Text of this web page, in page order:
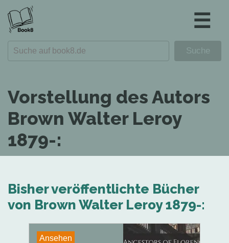
☰
Vorstellung des Autors
Brown Walter Leroy
1879-:
Bisher veröffentlichte Bücher
von Brown Walter Leroy 1879-:
Ansehen